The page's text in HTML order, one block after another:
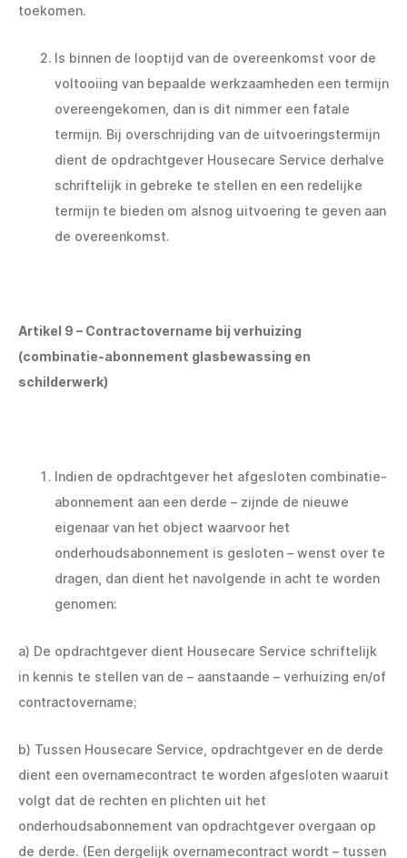
toekomen.
Is binnen de looptijd van de overeenkomst voor de
voltooiing van bepaalde werkzaamheden een termijn
overeengekomen, dan is dit nimmer een fatale
termijn. Bij overschrijding van de uitvoeringstermijn
dient de opdrachtgever Housecare Service derhalve
schriftelijk in gebreke te stellen en een redelijke
termijn te bieden om alsnog uitvoering te geven aan
de overeenkomst.
Artikel 9 – Contractovername bij verhuizing
(combinatie-abonnement glasbewassing en
schilderwerk)
Indien de opdrachtgever het afgesloten combinatie-
abonnement aan een derde – zijnde de nieuwe
eigenaar van het object waarvoor het
onderhoudsabonnement is gesloten – wenst over te
dragen, dan dient het navolgende in acht te worden
genomen:
a) De opdrachtgever dient Housecare Service schriftelijk
in kennis te stellen van de – aanstaande – verhuizing en/of
contractovername;
b) Tussen Housecare Service, opdrachtgever en de derde
dient een overnamecontract te worden afgesloten waaruit
volgt dat de rechten en plichten uit het
onderhoudsabonnement van opdrachtgever overgaan op
de derde. (Een dergelijk overnamecontract wordt – tussen